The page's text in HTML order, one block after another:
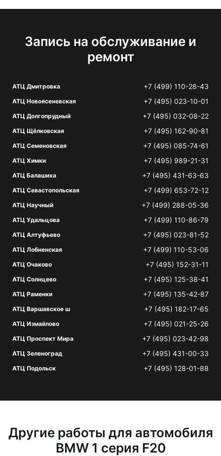
Запись на обслуживание и
ремонт
АТЦ Дмитровка +7 (499) 110-28-43
АТЦ Новоясеневская +7 (495) 023-10-01
АТЦ Долгопрудный +7 (495) 032-08-22
АТЦ Щёлковская +7 (495) 162-90-81
АТЦ Семеновская +7 (495) 085-74-61
АТЦ Химки +7 (495) 989-21-31
АТЦ Балашиха +7 (495) 431-63-63
АТЦ Севастопольская +7 (499) 653-72-12
АТЦ Научный +7 (499) 288-05-36
АТЦ Удальцова +7 (499) 110-86-79
АТЦ Алтуфьево +7 (495) 023-81-52
АТЦ Лобненская +7 (499) 110-53-06
АТЦ Очаково +7 (495) 152-31-11
АТЦ Солнцево +7 (495) 125-38-41
АТЦ Раменки +7 (495) 135-42-87
АТЦ Варшавское ш +7 (495) 182-17-65
АТЦ Измайлово +7 (495) 021-25-26
АТЦ Проспект Мира +7 (495) 023-42-98
АТЦ Зеленоград +7 (495) 431-00-33
АТЦ Подольск +7 (495) 128-01-88
Другие работы для автомобиля
BMW 1 серия F20